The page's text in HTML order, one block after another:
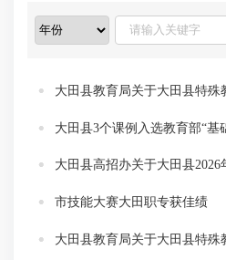
大田县3个课例入选教育部“基
市技能大赛大田职专获佳绩